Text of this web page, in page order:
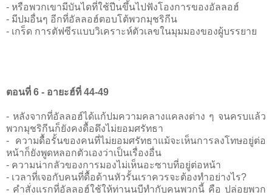
- หรือพวกเขามีบันไดที่ใช้ปีนขึ้นไปฟังโองการของอัลลอฮ์
- มีปมอื่นๆ อีกที่อัลลอฮ์ตอบโต้พวกมุชริกีน
- เกร็ด การตัฟซีรแบบวิเคราะห์ตัวเลขในมุมมองของผู้บรรยาย
ตอนที่ 6 - อายะฮ์ที่ 44-49
- หลังจากที่อัลลอฮ์ได้แก้ปมความคลางแคลงต่าง ๆ จนครบแล้ว
พวกมุชริกีนก็ยังคงดื้อดึงไม่ยอมศรัทธา
- ความดื้อรั้นของคนที่ไม่ยอมศรัทธาแม้จะเห็นการลงโทษอยู่ต่อ
หน้าก็ยังพูดหลอกตัวเองว่าเป็นเรื่องอื่น
- ความน่ากลัวของการมองไม่เห็นอะซาบที่อยู่ต่อหน้า
- เวลาที่เจอกับคนที่ดื้อด้านหัวรั้นเราควรจะต้องทำอย่างไร?
- คำสั่งแรกที่อัลลอฮ์ใช้ให้ท่านนบีทำกับคนพวกนี้ คือ ปล่อยพวก